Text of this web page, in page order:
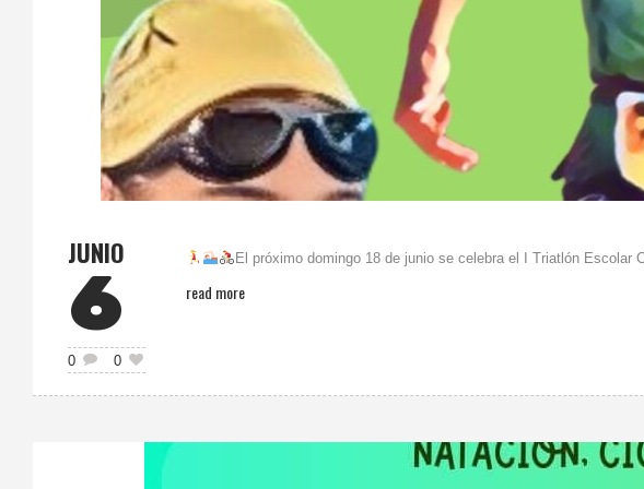
JUNIO
6
0 0
El próximo domingo 18 de junio se celebra el I Triatlón Escolar
read more